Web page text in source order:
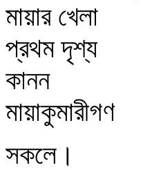
মায়ার খেলা
প্রথম দৃশ্য
কানন
মায়াকুমারীগণ
সকলে। মো